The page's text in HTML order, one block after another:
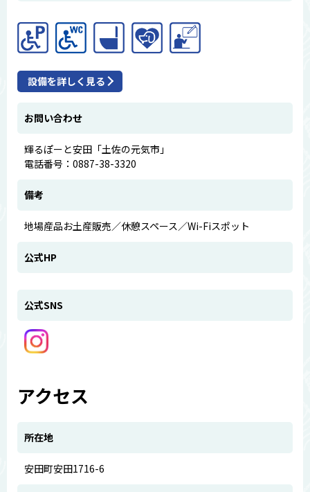
設備を詳しく見る
お問い合わせ
輝るぽーと安田「土佐の元気市」
電話番号：0887-38-3320
備考
地場産品お土産販売／休憩スペース／Wi-Fiスポット
公式HP
公式SNS
アクセス
所在地
安田町安田1716-6